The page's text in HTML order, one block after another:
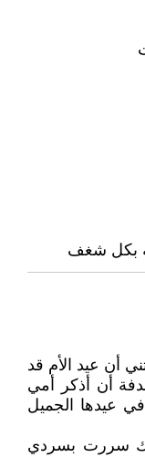
بكل شغف
أن عيد الأم قد
أن أذكر أمي
في عيدها الجميل
سررت بسردي